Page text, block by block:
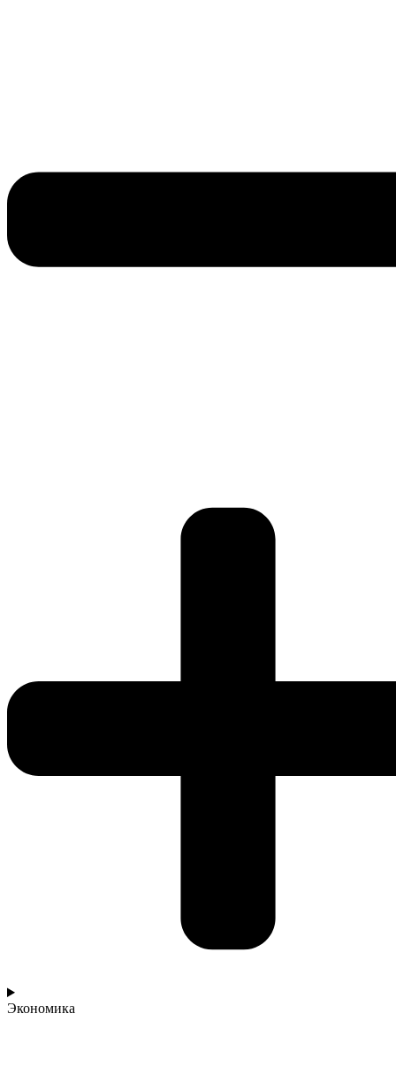
Экономика